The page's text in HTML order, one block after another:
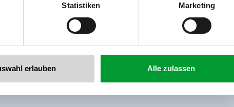
Statistiken Marketing
erlauben Alle zulassen